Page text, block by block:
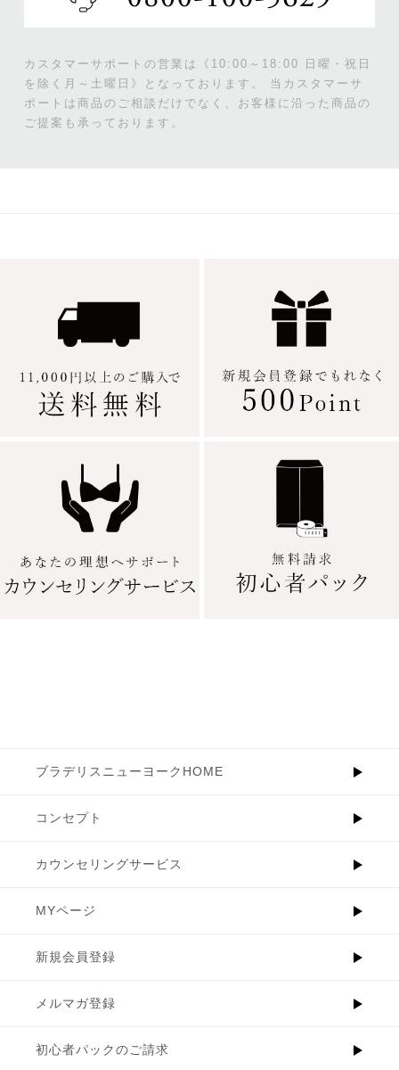
カスタマーサポートの営業は《10:00～18:00 日曜・祝日
を除く月～土曜日》となっております。
当カスタマーサ
ポートは商品のご相談だけでなく、お客様に沿った商品の
ご提案も承っております。
ブラデリスニューヨークHOME
コンセプト
カウンセリングサービス
MYページ
新規会員登録
メルマガ登録
初心者パックのご請求